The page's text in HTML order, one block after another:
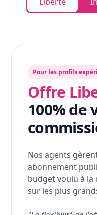
Pour les profils
Offre
100% de
Nos agents
abonnement
budget voulu à la
sur les plus